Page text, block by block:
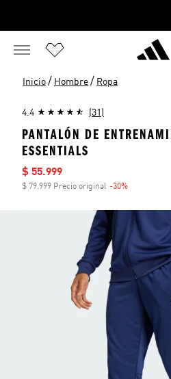
Inicio / Hombre / Ropa
4.4 (31)
PANTALÓN DE
ESSENTIALS
Precio de venta
$ 55.999
$ 79.999 Precio original -30%